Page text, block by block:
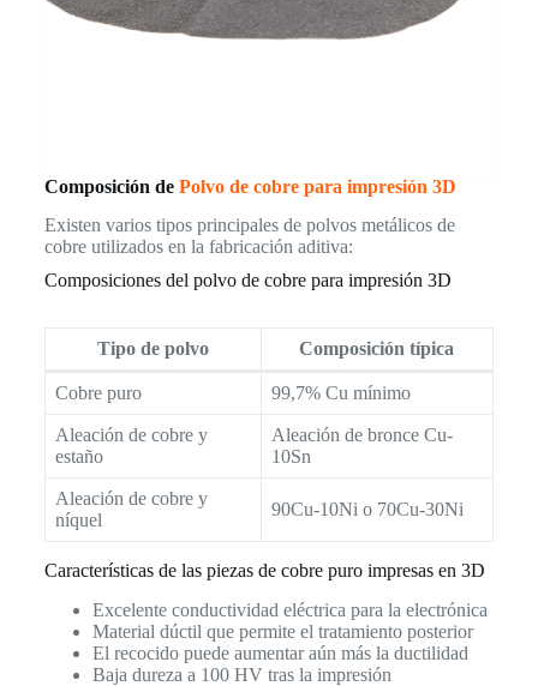
Composición de Polvo de cobre para impresión 3D
Existen varios tipos principales de polvos metálicos de
cobre utilizados en la fabricación aditiva:
Composiciones del polvo de cobre para impresión 3D
Tipo de polvo Composición típica
Cobre puro 99,7% Cu mínimo
Aleación de cobre y
estaño
Aleación de bronce Cu-
10Sn
Aleación de cobre y
níquel
90Cu-10Ni o 70Cu-30Ni
Características de las piezas de cobre puro impresas en 3D
Excelente conductividad eléctrica para la electrónica
Material dúctil que permite el tratamiento posterior
El recocido puede aumentar aún más la ductilidad
Baja dureza a 100 HV tras la impresión